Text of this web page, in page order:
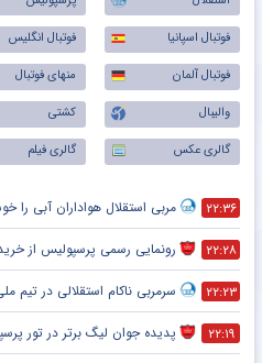
فوتبال اسپانیا
فوتبال انگلیس
فوتبال آلمان
منهای فوتبال
والیبال
کشتی
گالری عکس
گالری فیلم
۲۲:۳۶ مربی استقلال هواداران آبی را
۲۲:۲۸ رونمایی رسمی پرسپولیس از
۲۲:۲۳ سرمربی ناکام استقلالی در تیم
۲۲:۱۹ پدیده جوان لیگ برتر در تور